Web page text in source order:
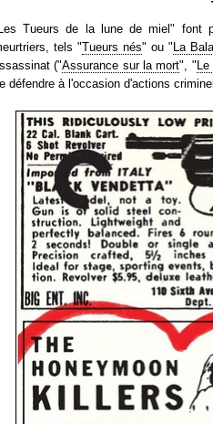
Tueurs de la lune de miel" font
tels "Tueurs nés" ou " La
("Assurance sur la mort", "
défendre à l'occasion d'actions